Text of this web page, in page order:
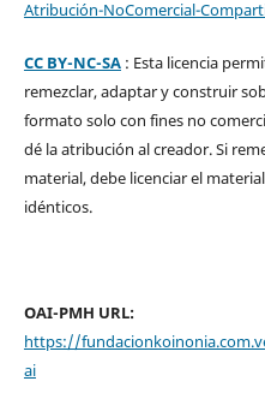
Atribución-NoComercial-
CC BY-NC-SA: Esta licencia
remezclar, adaptar y construir
formato solo con fines no
dé la atribución al creador. Si
material, debe licenciar el
idénticos.
OAI-PMH URL:
https://
ai